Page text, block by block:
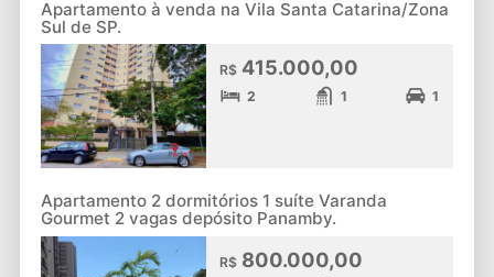
Apartamento à venda na Vila Santa Catarina/Zona
Sul de SP.
R$415.000,00
2 1 1
Apartamento 2 dormitórios 1 suíte Varanda
Gourmet 2 vagas depósito Panamby.
R$800.000,00